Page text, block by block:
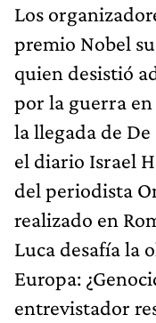
Los
premio Nobel
quien desistió
por la guerra en
la llegada de
el diario Israel
del periodista
realizado en
Luca desafía la
Europa:
entrevistador